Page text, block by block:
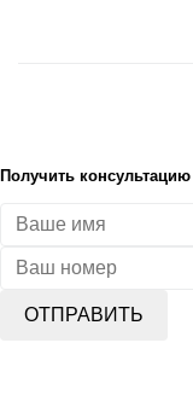
Получить консультацию
ОТПРАВИТЬ